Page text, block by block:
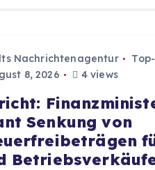
Nachrichtenagentur
8, 2026
4 views
Senkung von